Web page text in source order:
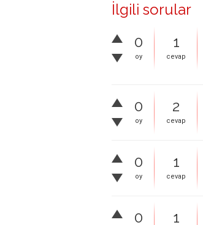
İlgili sorular
0
oy
1
cevap
0
oy
2
cevap
0
oy
1
cevap
0 1